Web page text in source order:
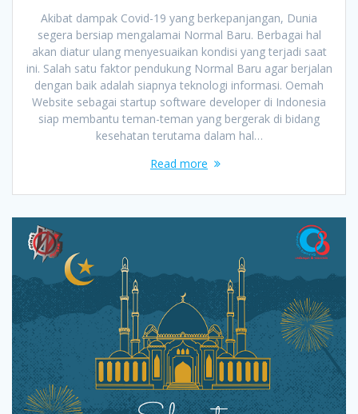
Akibat dampak Covid-19 yang berkepanjangan, Dunia
segera bersiap mengalamai Normal Baru. Berbagai hal
akan diatur ulang menyesuaikan kondisi yang terjadi saat
ini. Salah satu faktor pendukung Normal Baru agar berjalan
dengan baik adalah siapnya teknologi informasi. Oemah
Website sebagai startup software developer di Indonesia
siap membantu teman-teman yang bergerak di bidang
kesehatan terutama dalam hal…
Read more